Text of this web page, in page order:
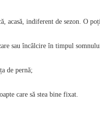
acasă, indiferent de sezon. O
sau încâlcire în timpul
de pernă;
care să stea bine fixat.